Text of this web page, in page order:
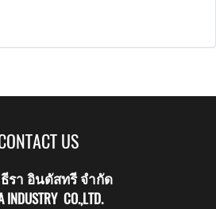
US
รา อินดัสทรี จำกัด
INDUSTRY CO.,LTD.